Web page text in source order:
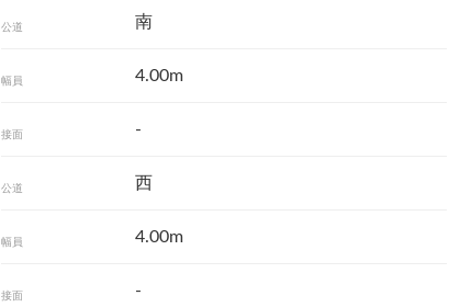
公道 南
幅員 4.00m
接面 -
公道 西
幅員 4.00m
接面 -